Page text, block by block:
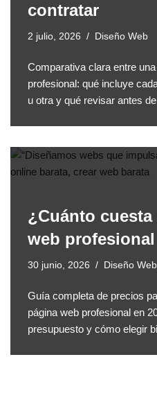
contratar
2 julio, 2026 Diseño Web
Comparativa clara entre
profesional: qué incluye
u otra y qué revisar antes
¿Cuánto
web profesional
30 junio, 2026 Diseño Web
Guía completa de precios
página web profesional en
presupuesto y cómo elegir